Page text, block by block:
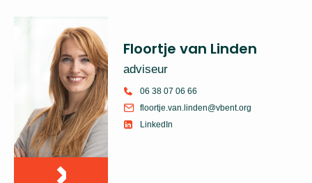
Floortje van Linden
adviseur
06 38 07 06 66
floortje.van.linden@vbent.org
LinkedIn